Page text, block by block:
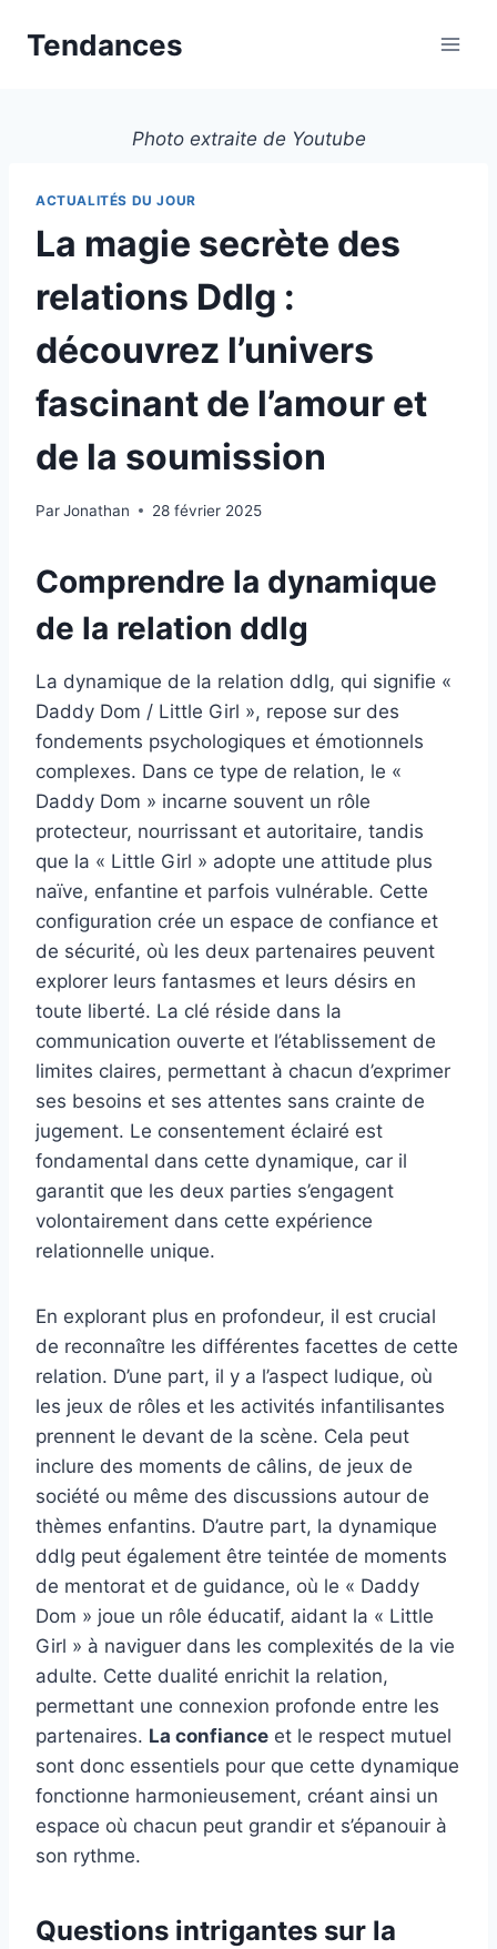
Tendances
Photo extraite de Youtube
ACTUALITÉS DU JOUR
La magie secrète des
relations Ddlg :
découvrez l’univers
fascinant de l’amour et
de la soumission
ParJonathan 28 février 2025
Comprendre la dynamique
de la relation ddlg
La dynamique de la relation ddlg, qui signifie «
Daddy Dom / Little Girl », repose sur des
fondements psychologiques et émotionnels
complexes. Dans ce type de relation, le «
Daddy Dom » incarne souvent un rôle
protecteur, nourrissant et autoritaire, tandis
que la « Little Girl » adopte une attitude plus
naïve, enfantine et parfois vulnérable. Cette
configuration crée un espace de confiance et
de sécurité, où les deux partenaires peuvent
explorer leurs fantasmes et leurs désirs en
toute liberté. La clé réside dans la
communication ouverte et l’établissement de
limites claires, permettant à chacun d’exprimer
ses besoins et ses attentes sans crainte de
jugement. Le consentement éclairé est
fondamental dans cette dynamique, car il
garantit que les deux parties s’engagent
volontairement dans cette expérience
relationnelle unique.
En explorant plus en profondeur, il est crucial
de reconnaître les différentes facettes de cette
relation. D’une part, il y a l’aspect ludique, où
les jeux de rôles et les activités infantilisantes
prennent le devant de la scène. Cela peut
inclure des moments de câlins, de jeux de
société ou même des discussions autour de
thèmes enfantins. D’autre part, la dynamique
ddlg peut également être teintée de moments
de mentorat et de guidance, où le « Daddy
Dom » joue un rôle éducatif, aidant la « Little
Girl » à naviguer dans les complexités de la vie
adulte. Cette dualité enrichit la relation,
permettant une connexion profonde entre les
partenaires. La confiance et le respect mutuel
sont donc essentiels pour que cette dynamique
fonctionne harmonieusement, créant ainsi un
espace où chacun peut grandir et s’épanouir à
son rythme.
Questions intrigantes sur la